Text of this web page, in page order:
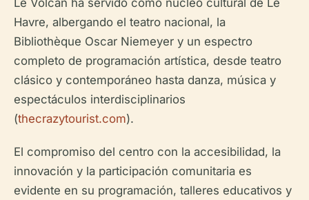
Havre, albergando el teatro nacional, la
Bibliothèque Oscar Niemeyer y un espectro
completo de programación artística, desde teatro
clásico y contemporáneo hasta danza, música y
espectáculos interdisciplinarios
(thecrazytourist.com).
El compromiso del centro con la accesibilidad, la
innovación y la participación comunitaria es
evidente en su programación, talleres educativos y